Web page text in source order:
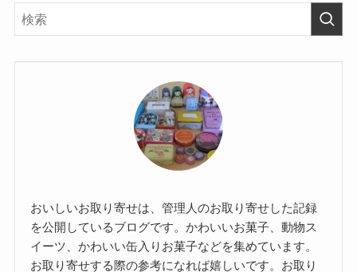
おいしいお取り寄せは、管理人のお取り寄せした記録
を公開しているブログです。かわいいお菓子、動物ス
イーツ、かわいい缶入りお菓子などを集めています。
お取り寄せする際の参考になれば嬉しいです。お取り